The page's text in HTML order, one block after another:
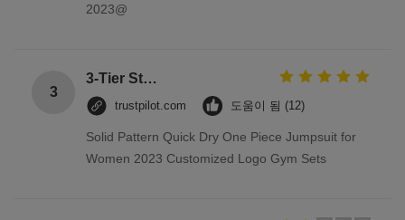
2023@
3
3-Tier Stainless Steel Storage Racks On Wheels Multi - Functional Saving Space
trustpilot.com 도움이 됨 (12)
Solid Pattern Quick Dry One Piece Jumpsuit for
Women 2023 Customized Logo Gym Sets